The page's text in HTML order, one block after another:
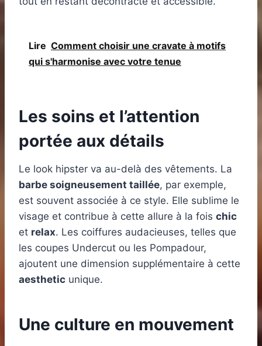
Lire Comment choisir une cravate à motifs
qui s'harmonise avec votre tenue
Les soins et l’attention
portée aux détails
Le look hipster va au-delà des vêtements. La
barbe soigneusement taillée, par exemple,
est souvent associée à ce style. Elle sublime le
visage et contribue à cette allure à la fois chic
et relax. Les coiffures audacieuses, telles que
les coupes Undercut ou les Pompadour,
ajoutent une dimension supplémentaire à cette
aesthetic unique.
Une culture en mouvement